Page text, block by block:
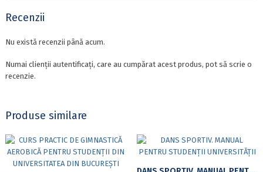
Recenzii
Nu există recenzii până acum.
Numai clienții autentificați, care au cumpărat acest produs, pot să scrie o
recenzie.
Produse similare